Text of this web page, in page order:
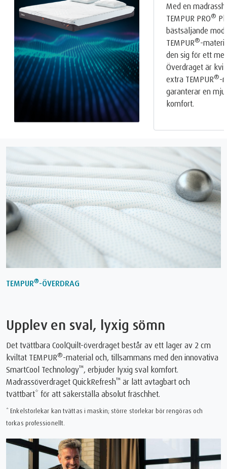
Med en
TEMPUR PRO®
bästsäljande
TEMPUR®-
den sig för ett
Överdraget är
extra TEMPUR®-
garanterar en
komfort.
TEMPUR®-ÖVERDRAG
Upplev en sval, lyxig sömn
Det tvättbara CoolQuilt-överdraget består av ett lager av 2 cm
kviltat TEMPUR®-material och, tillsammans med den innovativa
SmartCool Technology™, erbjuder lyxig sval komfort.
Madrassöverdraget QuickRefresh™ är lätt avtagbart och
tvättbart* för att säkerställa absolut fräschhet.
* Enkelstorlekar kan tvättas i maskin; större storlekar bör rengöras och
torkas professionellt.